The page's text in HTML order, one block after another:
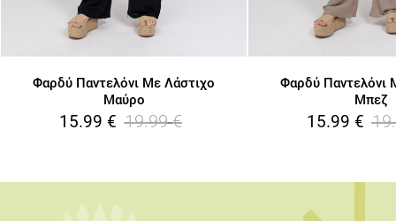
Φαρδύ Παντελόνι Με Λάστιχο
Μαύρο
15.99 € 19.99 €
Φαρδύ Παντελόνι
Μπεζ
15.99 €